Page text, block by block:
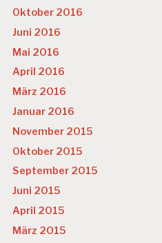
Oktober 2016
Juni 2016
Mai 2016
April 2016
März 2016
Januar 2016
November 2015
Oktober 2015
September 2015
Juni 2015
April 2015
März 2015